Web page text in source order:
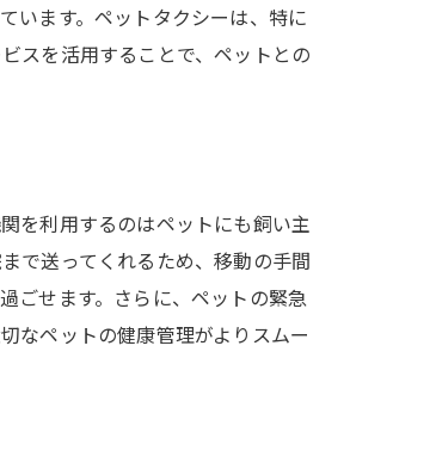
います。ペットタクシーは、特に
スを活用することで、ペットとの
を利用するのはペットにも飼い主
で送ってくれるため、移動の手間
ごせます。さらに、ペットの緊急
なペットの健康管理がよりスムー